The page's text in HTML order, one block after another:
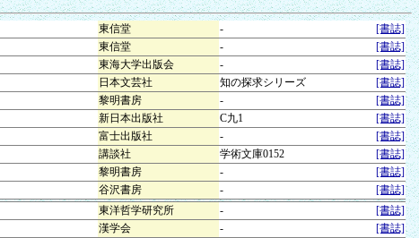
東信堂 -
[書誌]
東信堂 -
[書誌]
東海大学出版会 -
[書誌]
日本文芸社 知の探求シリーズ
[書誌]
黎明書房 -
[書誌]
新日本出版社 C九1
[書誌]
富士出版社 -
[書誌]
講談社 学術文庫0152
[書誌]
黎明書房 -
[書誌]
谷沢書房 -
[書誌]
東洋哲学研究所 -
[書誌]
漢学会 -
[書誌]